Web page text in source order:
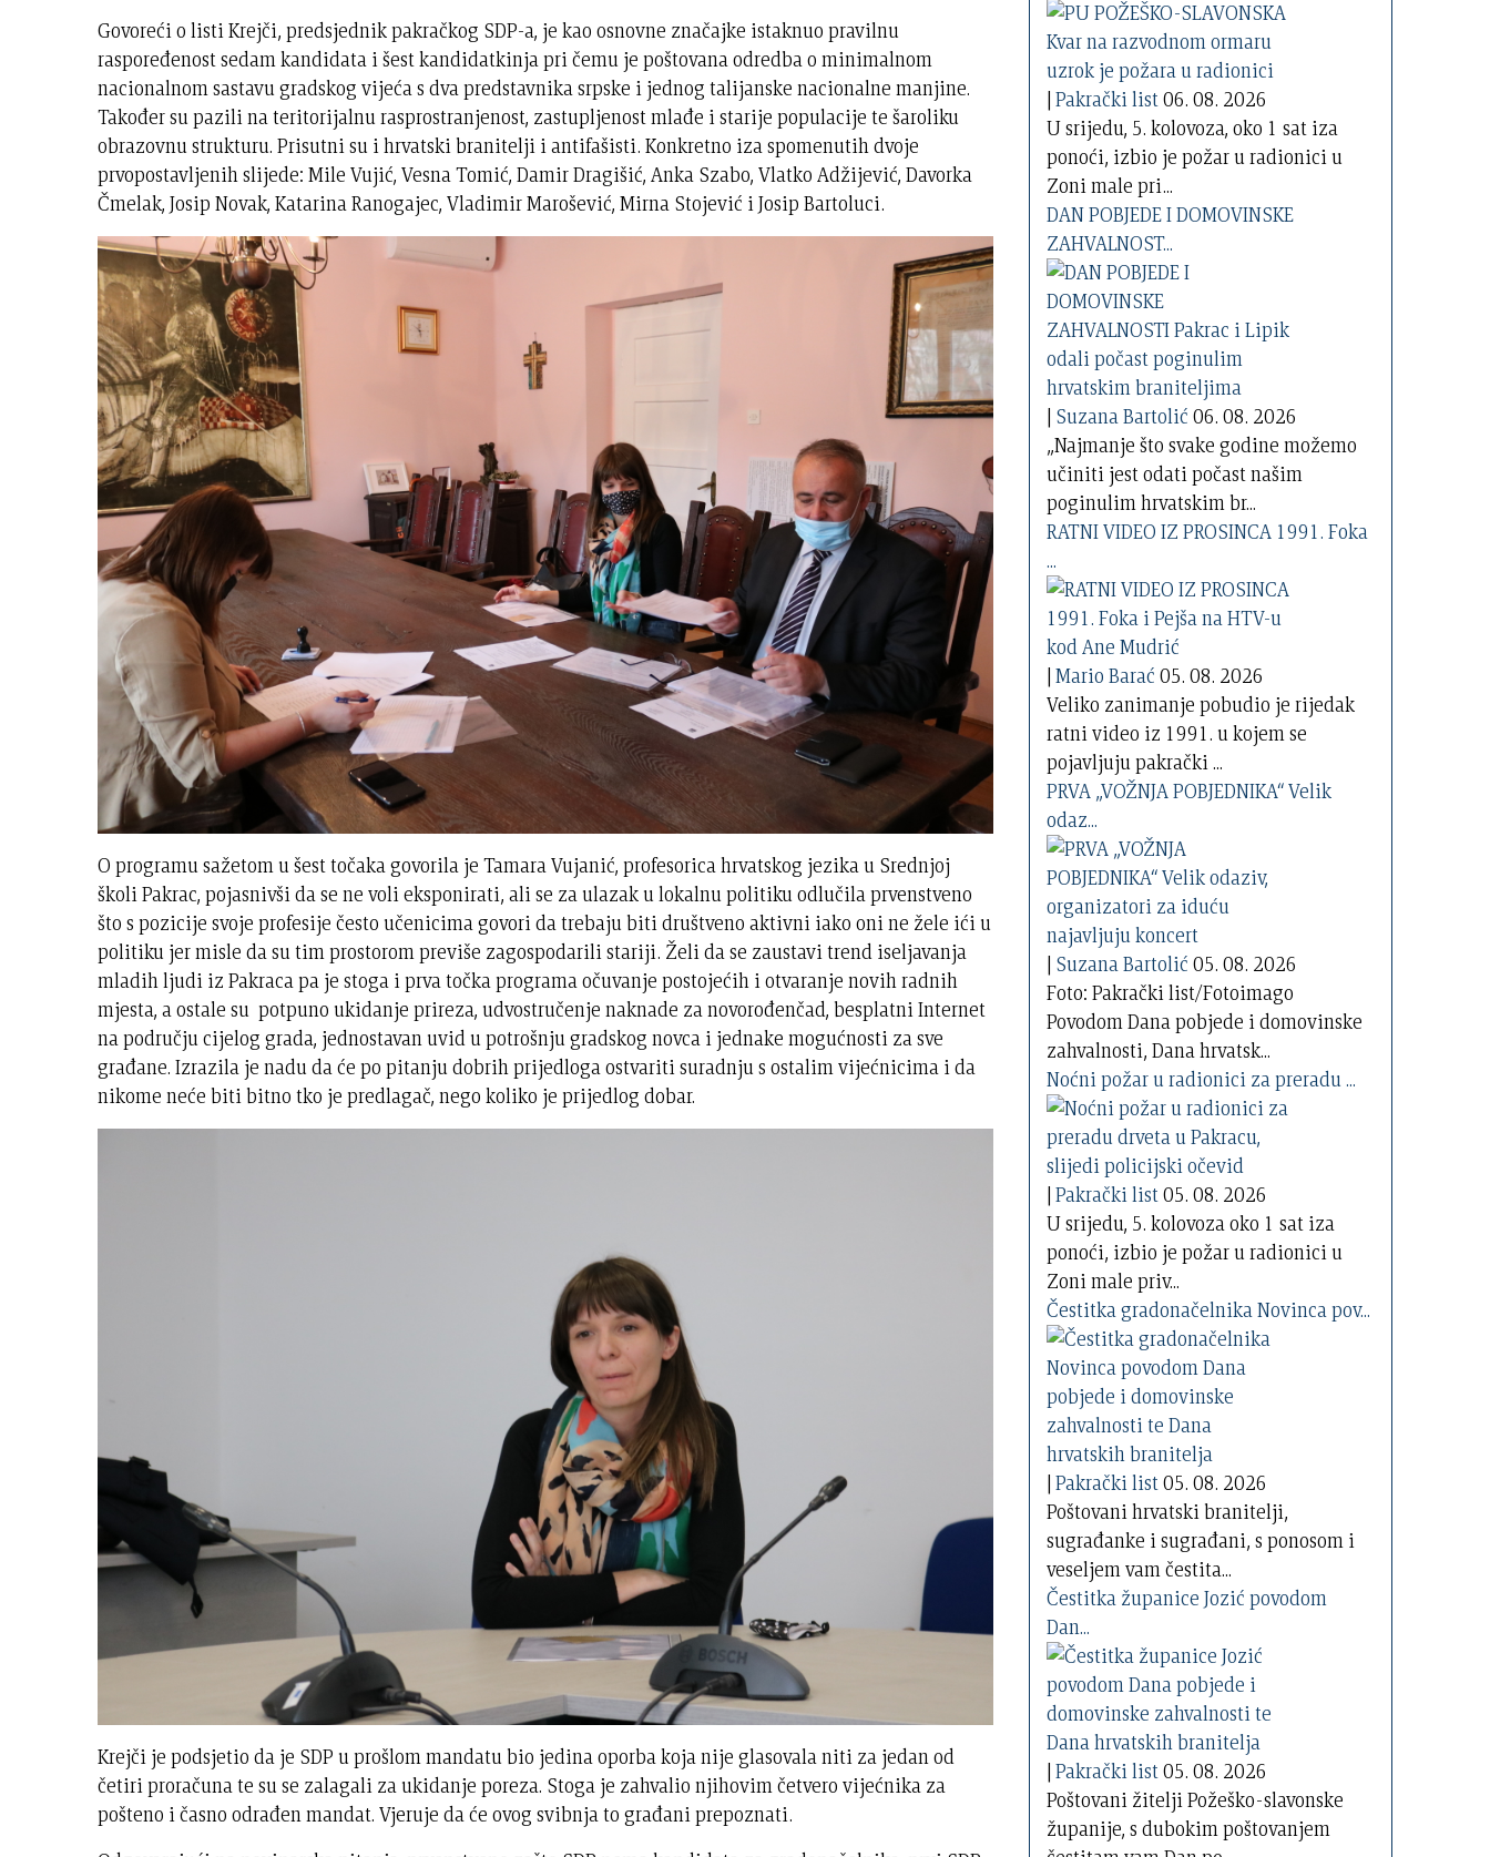
Govoreći o listi Krejči, predsjednik pakračkog SDP-a, je kao osnovne značajke istaknuo pravilnu
raspoređenost sedam kandidata i šest kandidatkinja pri čemu je poštovana odredba o minimalnom
nacionalnom sastavu gradskog vijeća s dva predstavnika srpske i jednog talijanske nacionalne manjine.
Također su pazili na teritorijalnu rasprostranjenost, zastupljenost mlađe i starije populacije te šaroliku
obrazovnu strukturu. Prisutni su i hrvatski branitelji i antifašisti. Konkretno iza spomenutih dvoje
prvopostavljenih slijede: Mile Vujić, Vesna Tomić, Damir Dragišić, Anka Szabo, Vlatko Adžijević, Davorka
Čmelak, Josip Novak, Katarina Ranogajec, Vladimir Marošević, Mirna Stojević i Josip Bartoluci.
O programu sažetom u šest točaka govorila je Tamara Vujanić, profesorica hrvatskog jezika u Srednjoj
školi Pakrac, pojasnivši da se ne voli eksponirati, ali se za ulazak u lokalnu politiku odlučila prvenstveno
što s pozicije svoje profesije često učenicima govori da trebaju biti društveno aktivni iako oni ne žele ići u
politiku jer misle da su tim prostorom previše zagospodarili stariji. Želi da se zaustavi trend iseljavanja
mladih ljudi iz Pakraca pa je stoga i prva točka programa očuvanje postojećih i otvaranje novih radnih
mjesta, a ostale su potpuno ukidanje prireza, udvostručenje naknade za novorođenčad, besplatni Internet
na području cijelog grada, jednostavan uvid u potrošnju gradskog novca i jednake mogućnosti za sve
građane. Izrazila je nadu da će po pitanju dobrih prijedloga ostvariti suradnju s ostalim vijećnicima i da
nikome neće biti bitno tko je predlagač, nego koliko je prijedlog dobar.
Krejči je podsjetio da je SDP u prošlom mandatu bio jedina oporba koja nije glasovala niti za jedan od
četiri proračuna te su se zalagali za ukidanje poreza. Stoga je zahvalio njihovim četvero vijećnika za
pošteno i časno odrađen mandat. Vjeruje da će ovog svibnja to građani prepoznati.
|Pakrački list06. 08. 2026
U srijedu, 5. kolovoza, oko 1 sat iza
ponoći, izbio je požar u radionici u
Zoni male pri...
DAN POBJEDE I DOMOVINSKE
ZAHVALNOST...
| Suzana Bartolić 06. 08. 2026
„Najmanje što svake godine možemo
učiniti jest odati počast našim
poginulim hrvatskim br...
RATNI VIDEO IZ PROSINCA 1991. Foka
...
|Mario Barać 05. 08. 2026
Veliko zanimanje pobudio je rijedak
ratni video iz 1991. u kojem se
pojavljuju pakrački ...
PRVA „VOŽNJA POBJEDNIKA“ Velik
odaz...
| Suzana Bartolić 05. 08. 2026
Foto: Pakrački list/Fotoimago
Povodom Dana pobjede i domovinske
zahvalnosti, Dana hrvatsk...
Noćni požar u radionici za preradu ...
|Pakrački list05. 08. 2026
U srijedu, 5. kolovoza oko 1 sat iza
ponoći, izbio je požar u radionici u
Zoni male priv...
Čestitka gradonačelnika Novinca pov...
|Pakrački list05. 08. 2026
Poštovani hrvatski branitelji,
sugrađanke i sugrađani, s ponosom i
veseljem vam čestita...
Čestitka županice Jozić povodom
Dan...
|Pakrački list05. 08. 2026
Poštovani žitelji Požeško-slavonske
županije, s dubokim poštovanjem